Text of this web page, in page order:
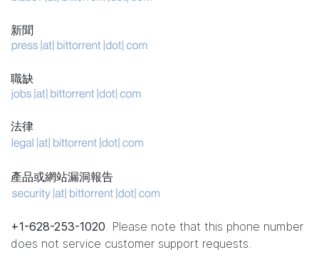
新聞
職缺
法律
產品或網站漏洞報告
+1-628-253-1020. Please note that this phone number
does not service customer support requests.